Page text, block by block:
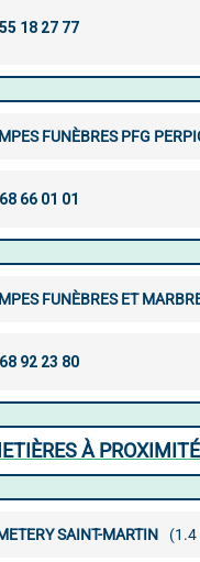
FUNÈBRES PFG
FUNÈBRES ET
À PROXIMITÉ
SAINT-MARTIN (1.4